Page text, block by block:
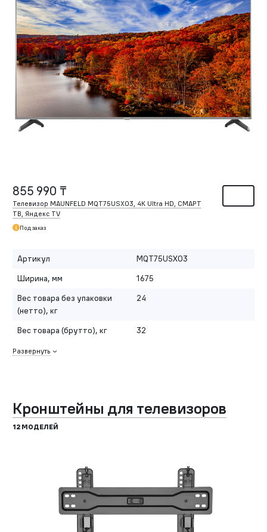
855 990 ₸
Телевизор MAUNFELD MQT75USX03, 4K Ultra HD, СМАРТ
ТВ, Яндекс TV
Под заказ
Артикул
MQT75USX03
Ширина, мм
1675
Вес товара без упаковки
(нетто), кг
24
Вес товара (брутто), кг 32
Развернуть
Кронштейны для телевизоров
12 МОДЕЛЕЙ